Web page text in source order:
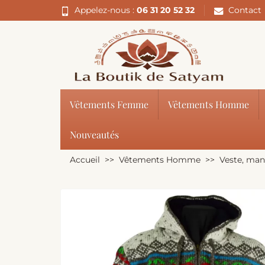
Appelez-nous : 06 31 20 52 32 Contact
Vêtements Femme Vêtements Homme
Nouveautés
Accueil Vêtements Homme Veste,